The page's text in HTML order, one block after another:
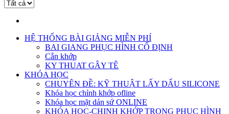
HỆ THỐNG BÀI GIẢNG MIỄN PHÍ
BAI GIANG PHỤC HÌNH CỐ ĐỊNH
Cắn khớp
KY THUAT GÂY TÊ
KHÓA HỌC
CHUYÊN ĐỀ: KỸ THUẬT LẤY DẤU SILICONE
Khóa học chỉnh khớp ofline
Khóa học mặt dán sứ ONLINE
KHÓA HỌC-CHINH KHỚP TRONG PHỤC HÌNH